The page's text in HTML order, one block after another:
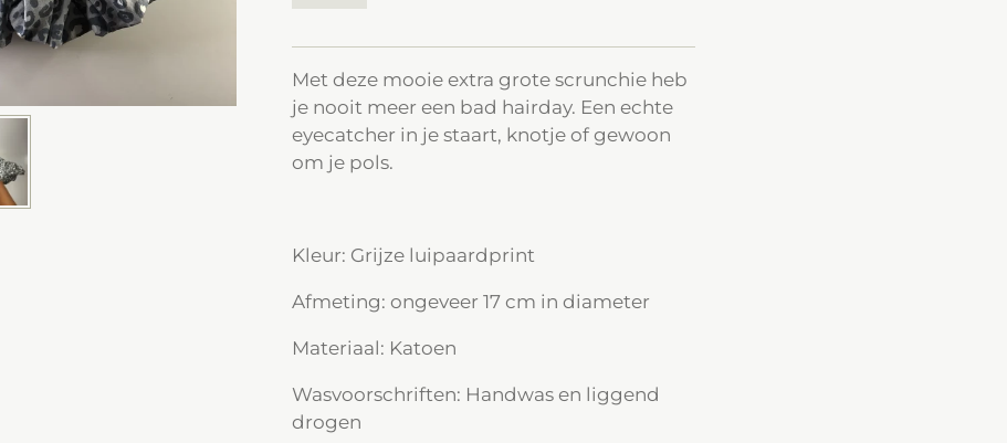
Met deze mooie extra grote scrunchie heb
je nooit meer een bad hairday. Een echte
eyecatcher in je staart, knotje of gewoon
om je pols.
Kleur: Grijze luipaardprint
Afmeting: ongeveer 17 cm in diameter
Materiaal: Katoen
Wasvoorschriften: Handwas en liggend
drogen